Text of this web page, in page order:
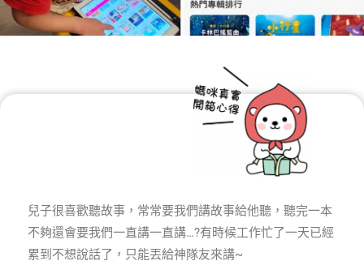
兒子很喜歡聽故事，常常要我們講故事給他聽，聽完一本
不夠還會要我們一直講一直講…?有時候工作忙了一天已經
累到不想說話了，只能丟給神隊友來講~